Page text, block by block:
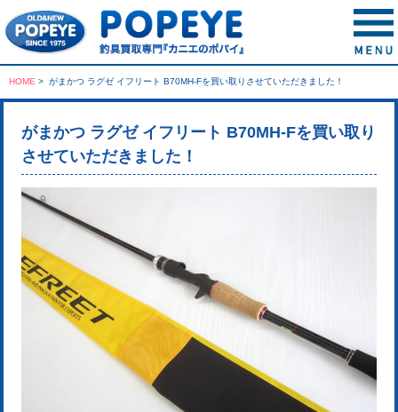
HOME > がまかつ ラグゼ イフリート B70MH-Fを買い取りさせていただきました！
がまかつ ラグゼ イフリート B70MH-Fを買い取り
させていただきました！